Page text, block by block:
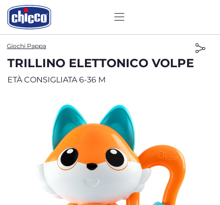
Giochi Pappa
TRILLINO ELETTONICO VOLPE
ETÀ CONSIGLIATA 6-36 M